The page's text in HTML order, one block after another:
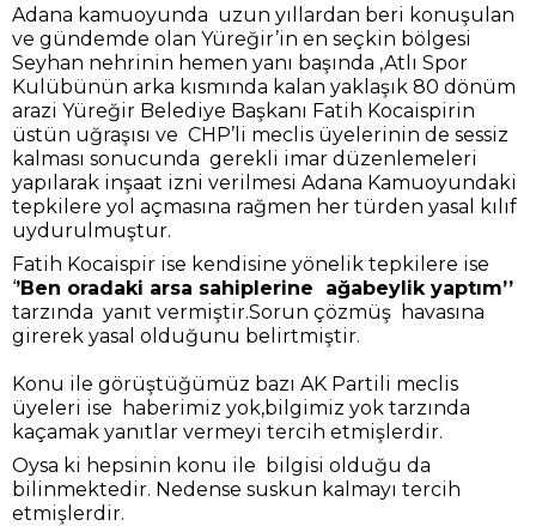
Adana kamuoyunda uzun yıllardan beri konuşulan
ve gündemde olan Yüreğir’in en seçkin bölgesi
Seyhan nehrinin hemen yanı başında ,Atlı Spor
Kulübünün arka kısmında kalan yaklaşık 80 dönüm
arazi Yüreğir Belediye Başkanı Fatih Kocaispirin
üstün uğraşısı ve CHP’li meclis üyelerinin de sessiz
kalması sonucunda gerekli imar düzenlemeleri
yapılarak inşaat izni verilmesi Adana Kamuoyundaki
tepkilere yol açmasına rağmen her türden yasal kılıf
uydurulmuştur.
Fatih Kocaispir ise kendisine yönelik tepkilere ise
‘’Ben oradaki arsa sahiplerine ağabeylik yaptım’’
tarzında yanıt vermiştir.Sorun çözmüş havasına
girerek yasal olduğunu belirtmiştir.
Konu ile görüştüğümüz bazı AK Partili meclis
üyeleri ise haberimiz yok,bilgimiz yok tarzında
kaçamak yanıtlar vermeyi tercih etmişlerdir.
Oysa ki hepsinin konu ile bilgisi olduğu da
bilinmektedir. Nedense suskun kalmayı tercih
etmişlerdir.